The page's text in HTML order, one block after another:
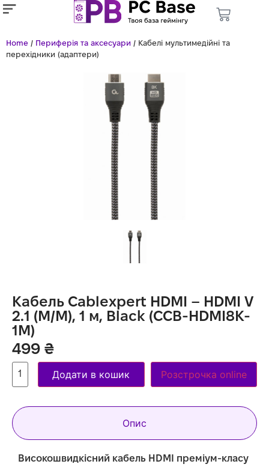
Home / Периферія та аксесуари / Кабелі мультимедійні та
перехідники (адаптери)
Кабель Cablexpert HDMI – HDMI V
2.1 (M/M), 1 м, Black (CCB-HDMI8K-
1M)
499 ₴
Додати в кошик Розстрочка online
Опис
Високошвидкісний кабель HDMI преміум-класу